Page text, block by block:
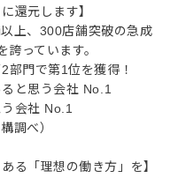
還元します】
上、300店舗突破の急成
っています。
門で第1位を獲得！
と思う会社 No.1
会社 No.1
調べ）
る「理想の働き方」を】